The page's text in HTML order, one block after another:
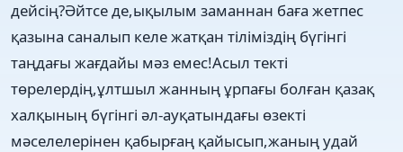
дейсің?Әйтсе де,ықылым заманнан баға жетпес
қазына саналып келе жатқан тіліміздің бүгінгі
таңдағы жағдайы мәз емес!Асыл текті
төрелердің,ұлтшыл жанның ұрпағы болған қазақ
халқының бүгінгі әл-ауқатындағы өзекті
мәселелерінен қабырғаң қайысып,жаның удай